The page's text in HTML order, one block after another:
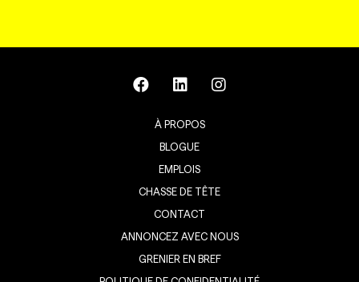
À PROPOS
BLOGUE
EMPLOIS
CHASSE DE TÊTE
CONTACT
ANNONCEZ AVEC NOUS
GRENIER EN BREF